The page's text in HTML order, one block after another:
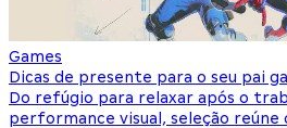
Games
Dicas de presente para o seu pai
Do refúgio para relaxar após o
performance visual, seleção reúne